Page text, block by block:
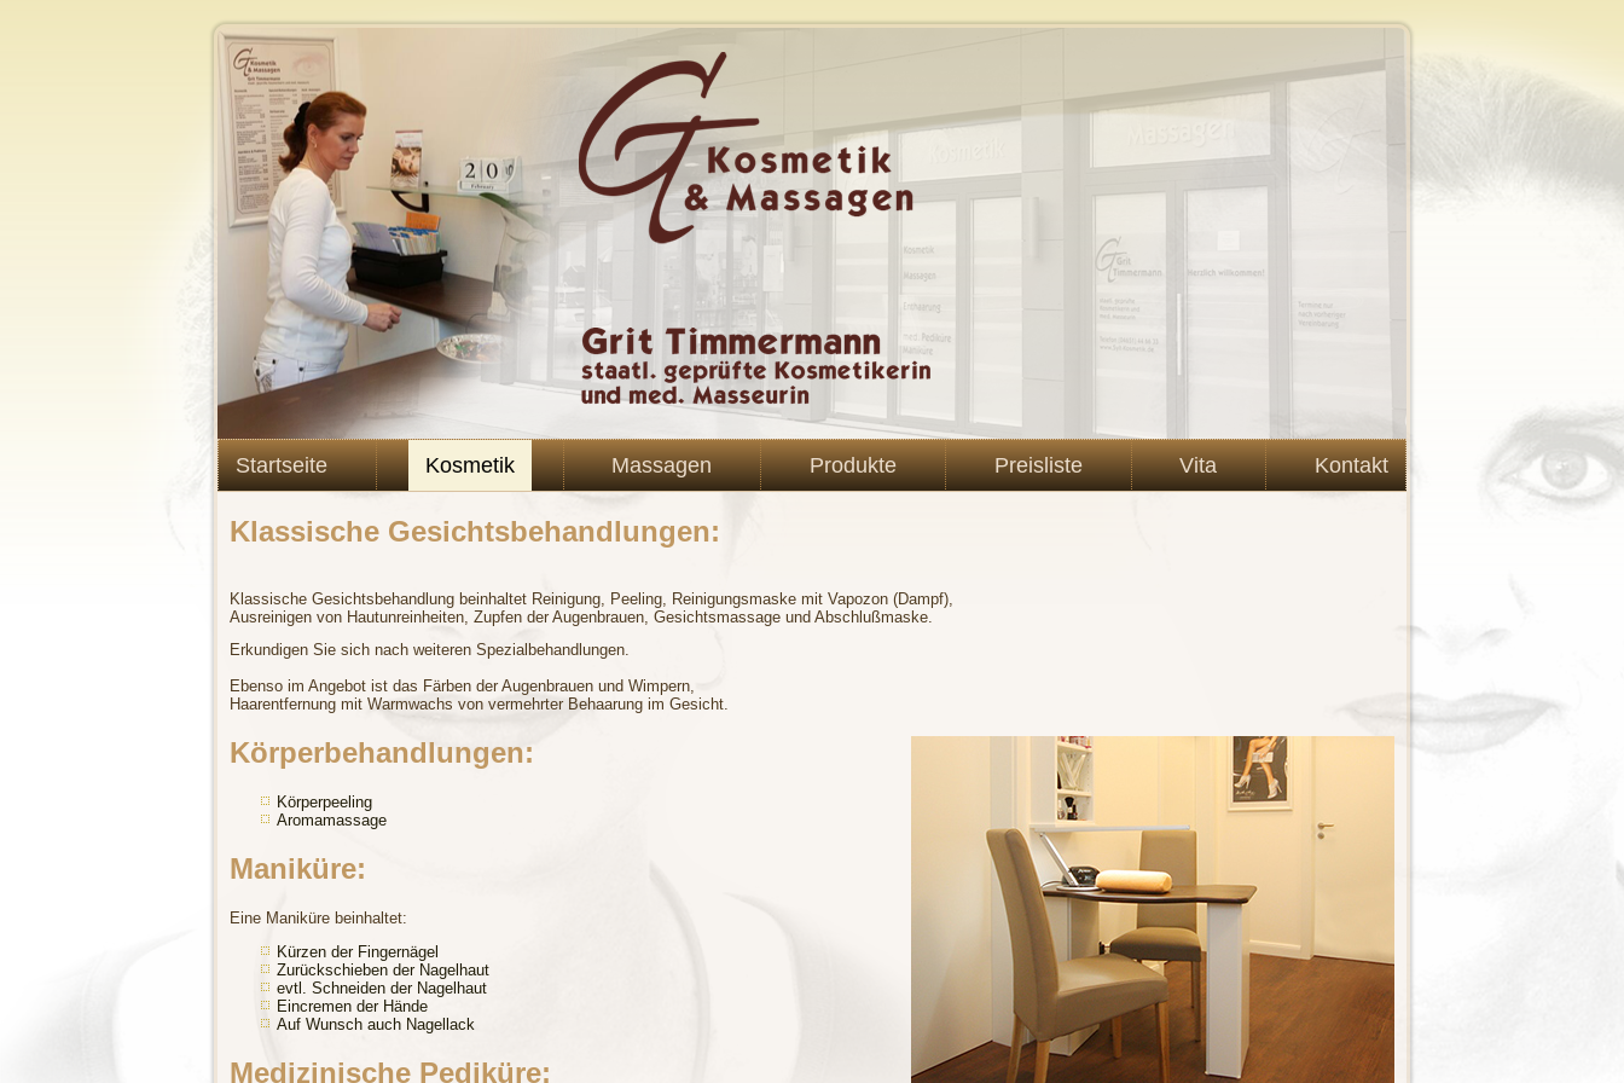
Startseite Kosmetik Massagen Produkte Preisliste Vita Kontakt
Klassische Gesichtsbehandlungen:
Klassische Gesichtsbehandlung beinhaltet Reinigung, Peeling, Reinigungsmaske mit Vapozon (Dampf),
Ausreinigen von Hautunreinheiten, Zupfen der Augenbrauen, Gesichtsmassage und Abschlußmaske.
Erkundigen Sie sich nach weiteren Spezialbehandlungen.
Ebenso im Angebot ist das Färben der Augenbrauen und Wimpern,
Haarentfernung mit Warmwachs von vermehrter Behaarung im Gesicht.
Körperbehandlungen:
Körperpeeling
Aromamassage
Maniküre:
Eine Maniküre beinhaltet:
Kürzen der Fingernägel
Zurückschieben der Nagelhaut
evtl. Schneiden der Nagelhaut
Eincremen der Hände
Auf Wunsch auch Nagellack
Medizinische Pediküre: